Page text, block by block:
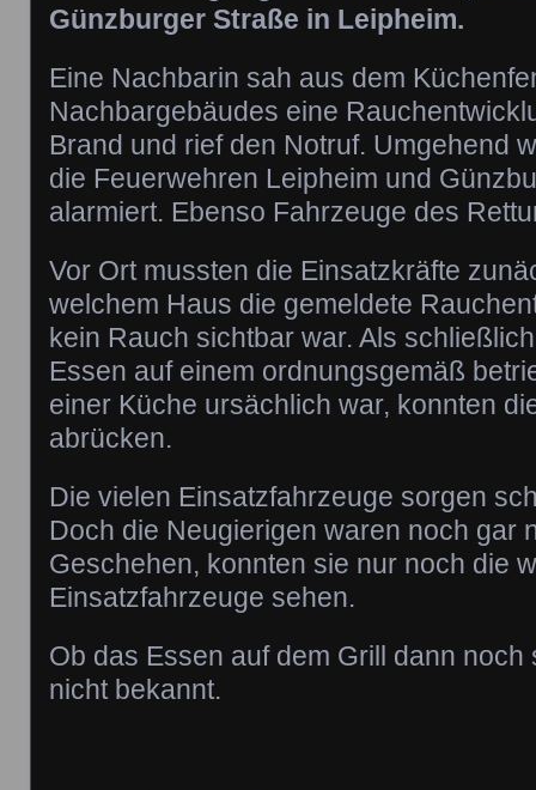
Günzburger Straße in Leipheim.
Eine Nachbarin sah aus dem
Nachbargebäudes eine
Brand und rief den Notruf. Umgehend
die Feuerwehren Leipheim und
alarmiert. Ebenso Fahrzeuge des
Vor Ort mussten die Einsatzkräfte
welchem Haus die gemeldete
kein Rauch sichtbar war. Als
Essen auf einem ordnungsgemäß
einer Küche ursächlich war, konnten
abrücken.
Die vielen Einsatzfahrzeuge sorgen
Doch die Neugierigen waren noch gar
Geschehen, konnten sie nur noch die
Einsatzfahrzeuge sehen.
Ob das Essen auf dem Grill dann noch
nicht bekannt.